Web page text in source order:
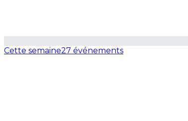
Cette semaine27 événements